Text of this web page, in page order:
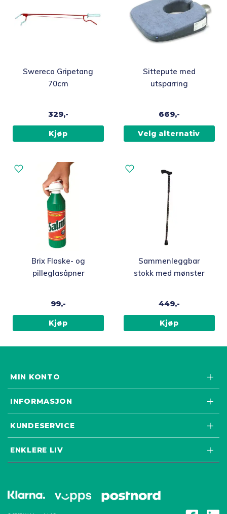
Swereco Gripetang
70cm
329,-
Kjøp
Sittepute med
utsparring
669,-
Velg alternativ
Alternativene
kan
på
produktsiden
Brix Flaske- og
pilleglasåpner
99,-
Kjøp
Sammenleggbar
stokk med mønster
449,-
Kjøp
MIN KONTO
INFORMASJON
KUNDESERVICE
ENKLERE LIV